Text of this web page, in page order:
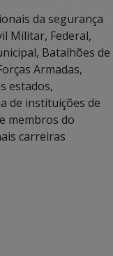
da segurança
Militar, Federal,
Batalhões de
Armadas,
estados,
de instituições de
membros do
carreiras